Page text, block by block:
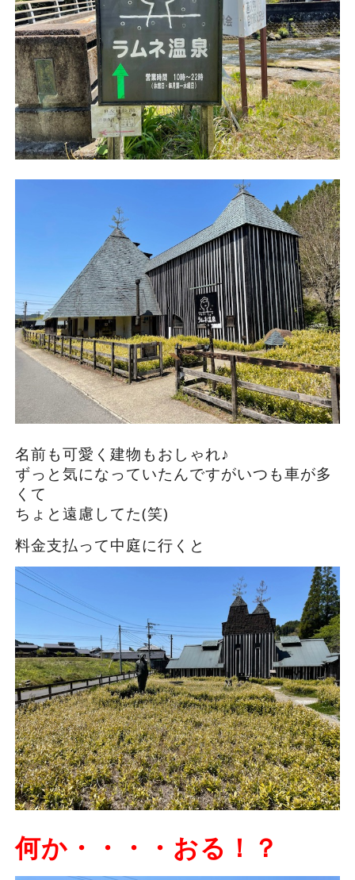
名前も可愛く建物もおしゃれ♪
ずっと気になっていたんですがいつも車が多
くて
ちょと遠慮してた(笑)
料金支払って中庭に行くと
何か・ ・・・おる ！？